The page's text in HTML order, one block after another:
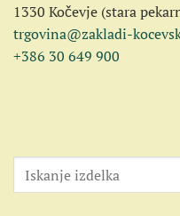
1330 Kočevje (stara
trgovina@zakladi-
+386 30 649 900